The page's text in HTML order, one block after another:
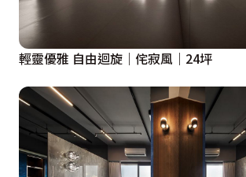
輕靈優雅 自由迴旋｜侘寂風｜24坪